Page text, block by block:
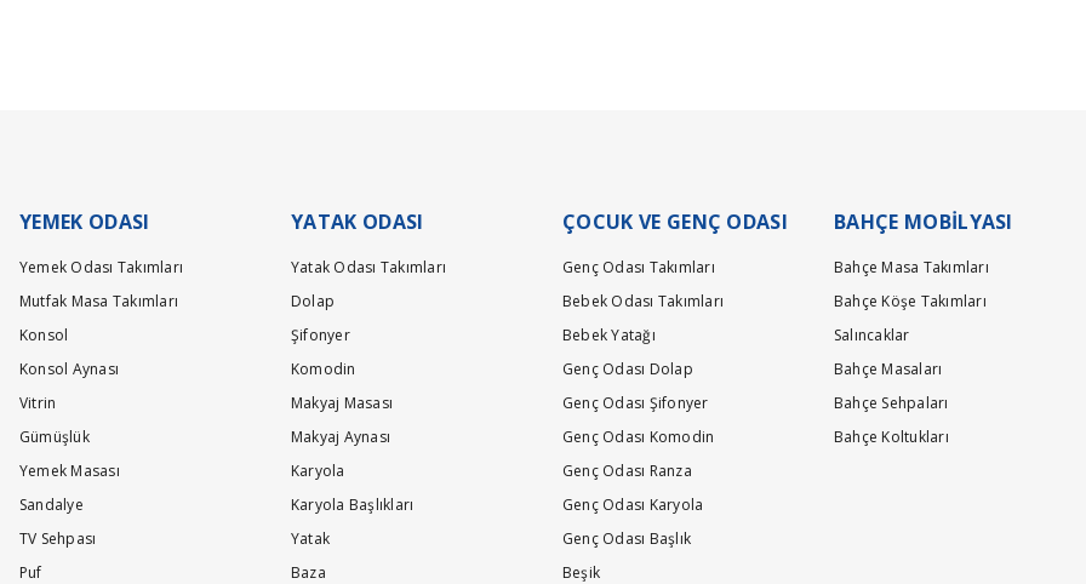
günler dileriz.
günler dileriz.
YEMEK ODASI
Yemek Odası Takımları
Mutfak Masa Takımları
Konsol
Konsol Aynası
Vitrin
Gümüşlük
Yemek Masası
Sandalye
TV Sehpası
Puf
YATAK ODASI
Yatak Odası Takımları
Dolap
Şifonyer
Komodin
Makyaj Masası
Makyaj Aynası
Karyola
Karyola Başlıkları
Yatak
Baza
ÇOCUK VE GENÇ ODASI
Genç Odası Takımları
Bebek Odası Takımları
Bebek Yatağı
Genç Odası Dolap
Genç Odası Şifonyer
Genç Odası Komodin
Genç Odası Ranza
Genç Odası Karyola
Genç Odası Başlık
Beşik
BAHÇE MOBİLYASI
Bahçe Masa Takımları
Bahçe Köşe Takımları
Salıncaklar
Bahçe Masaları
Bahçe Sehpaları
Bahçe Koltukları